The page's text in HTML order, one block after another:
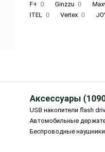
F+ 0 Ginzzu 0
ITEL 0 Vertex 0
Аксессуары
USB накопители flash
Автомобильные
Беспроводные наушники